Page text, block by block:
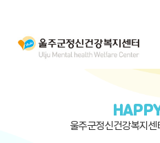
울주군정신건강복지